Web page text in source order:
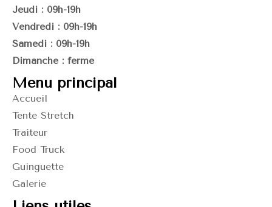
Jeudi : 09h-19h
Vendredi : 09h-19h
Samedi : 09h-19h
Dimanche : fermé
Menu principal
Accueil
Tente Stretch
Traiteur
Food Truck
Guinguette
Galerie